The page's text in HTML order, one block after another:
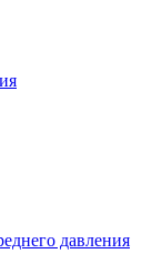
давления